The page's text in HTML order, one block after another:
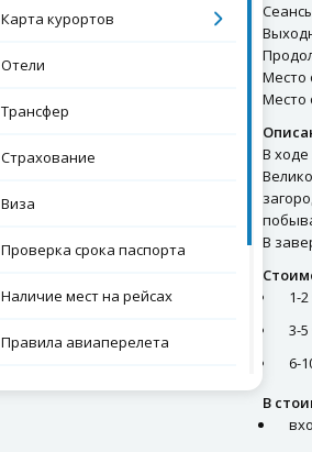
Карта курортов
Отели
Трансфер
Страхование
Виза
Проверка срока паспорта
Наличие мест на рейсах
Правила авиаперелета
Экскурсии
Место
Место
В
В
1-
3-
6-
В